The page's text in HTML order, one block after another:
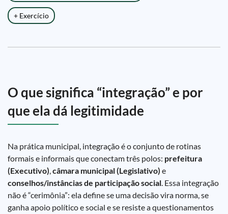
+ Exercício
O que significa “integração” e por
que ela dá legitimidade
Na prática municipal, integração é o conjunto de rotinas
formais e informais que conectam três polos: prefeitura
(Executivo),câmara municipal (Legislativo) e
conselhos/instâncias de participação social. Essa integração
não é “cerimônia”: ela define se uma decisão vira norma, se
ganha apoio político e social e se resiste a questionamentos